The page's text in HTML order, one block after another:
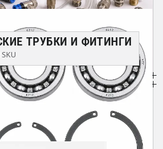
ТРУБКИ И ФИТИНГИ